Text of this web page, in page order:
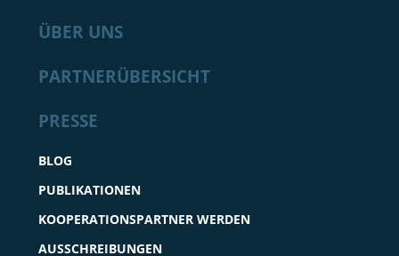
ÜBER UNS
PARTNERÜBERSICHT
PRESSE
BLOG
PUBLIKATIONEN
KOOPERATIONSPARTNER WERDEN
AUSSCHREIBUNGEN